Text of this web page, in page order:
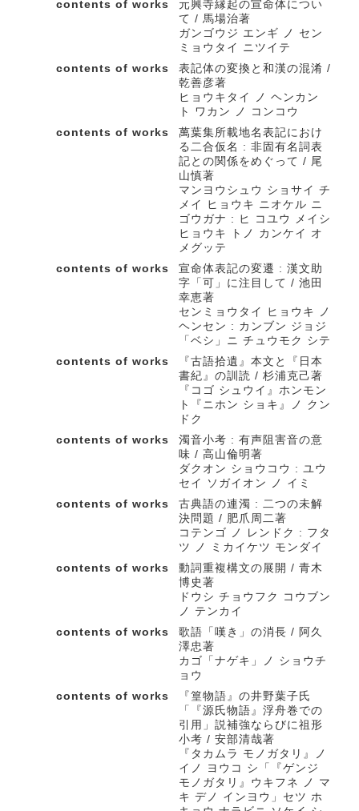
contents of works
元興寺縁起の宣命体につい
て / 馬場治著
ガンゴウジ エンギ ノ セン
ミョウタイ ニツイテ
contents of works
表記体の変換と和漢の混淆 /
乾善彦著
ヒョウキタイ ノ ヘンカン
ト ワカン ノ コンコウ
contents of works
萬葉集所載地名表記におけ
る二合仮名 : 非固有名詞表
記との関係をめぐって / 尾
山慎著
マンヨウシュウ ショサイ チ
メイ ヒョウキ ニオケル ニ
ゴウガナ : ヒ コユウ メイシ
ヒョウキ トノ カンケイ オ
メグッテ
contents of works
宣命体表記の変遷 : 漢文助
字「可」に注目して / 池田
幸恵著
センミョウタイ ヒョウキ ノ
ヘンセン : カンブン ジョジ
「ベシ」ニ チュウモク シテ
contents of works
『古語拾遺』本文と『日本
書紀』の訓読 / 杉浦克己著
『コゴ シュウイ』ホンモン
ト『ニホン ショキ』ノ クン
ドク
contents of works
濁音小考 : 有声阻害音の意
味 / 高山倫明著
ダクオン ショウコウ : ユウ
セイ ソガイオン ノ イミ
contents of works
古典語の連濁 : 二つの未解
決問題 / 肥爪周二著
コテンゴ ノ レンドク : フタ
ツ ノ ミカイケツ モンダイ
contents of works
動詞重複構文の展開 / 青木
博史著
ドウシ チョウフク コウブン
ノ テンカイ
contents of works
歌語「嘆き」の消長 / 阿久
澤忠著
カゴ「ナゲキ」ノ ショウチ
ョウ
contents of works
『篁物語』の井野葉子氏
「『源氏物語』浮舟巻での
引用」説補強ならびに祖形
小考 / 安部清哉著
『タカムラ モノガタリ』ノ
イノ ヨウコ シ「『ゲンジ
モノガタリ』ウキフネ ノ マ
キ デノ インヨウ」セツ ホ